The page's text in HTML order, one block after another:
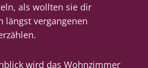
als wollten sie dir
längst vergangenen
wird das Wohnzimmer